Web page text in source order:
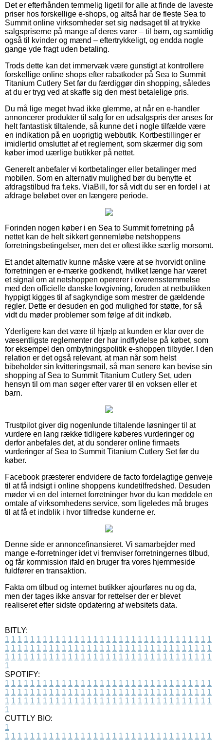
Det er efterhånden temmelig ligetil for alle at finde de laveste
priser hos forskellige e-shops, og altså har de fleste Sea to
Summit online virksomheder set sig nødsaget til at trykke
salgspriserne på mange af deres varer – til børn, og samtidig
også til kvinder og mænd – eftertrykkeligt, og endda nogle
gange yde fragt uden betaling.
Trods dette kan det immervæk være gunstigt at kontrollere
forskellige online shops efter rabatkoder på Sea to Summit
Titanium Cutlery Set før du færdiggør din shopping, således
at du er tryg ved at skaffe sig den mest betalelige pris.
Du må lige meget hvad ikke glemme, at når en e-handler
annoncerer produkter til salg for en udsalgspris der anses for
helt fantastisk tiltalende, så kunne det i nogle tilfælde være
en indikation på en uoprigtig webbutik. Kortbestillinger er
imidlertid omsluttet af et reglement, som skærmer dig som
køber imod uærlige butikker på nettet.
Generelt anbefaler vi kortbetalinger eller betalinger med
mobilen. Som en alternativ mulighed bør du benytte et
afdragstilbud fra f.eks. ViaBill, for så vidt du ser en fordel i at
afdrage beløbet over en længere periode.
Forinden nogen køber i en Sea to Summit forretning på
nettet kan de helt sikkert gennemløbe netshoppens
forretningsbetingelser, men det er oftest ikke særlig morsomt.
Et andet alternativ kunne måske være at se hvorvidt online
forretningen er e-mærke godkendt, hvilket længe har været
et signal om at netshoppen opererer i overensstemmelse
med den officielle danske lovgivning, foruden at netbutikken
hyppigt kigges til af sagkyndige som mestrer de gældende
regler. Dette er desuden en god mulighed for støtte, for så
vidt du møder problemer som følge af dit indkøb.
Yderligere kan det være til hjælp at kunden er klar over de
væsentligste reglementer der har indflydelse på købet, som
for eksempel den ombytningspolitik e-shoppen tilbyder. I den
relation er det også relevant, at man når som helst
bibeholder sin kvitteringsmail, så man senere kan bevise sin
shopping af Sea to Summit Titanium Cutlery Set, uden
hensyn til om man søger efter varer til en voksen eller et
barn.
Trustpilot giver dig nogenlunde tiltalende løsninger til at
vurdere en lang række tidligere køberes vurderinger og
derfor anbefales det, at du sonderer online firmaets
vurderinger af Sea to Summit Titanium Cutlery Set før du
køber.
Facebook præsterer endvidere de facto fordelagtige genveje
til at få indsigt i online shoppens kundetilfredshed. Desuden
møder vi en del internet forretninger hvor du kan meddele en
omtale af virksomhedens service, som ligeledes må bruges
til at få et indblik i hvor tilfredse kunderne er.
Denne side er annoncefinansieret. Vi samarbejder med
mange e-forretninger idet vi fremviser forretningernes tilbud,
og får kommission ifald en bruger fra vores hjemmeside
fuldfører en transaktion.
Fakta om tilbud og internet butikker ajourføres nu og da,
men der tages ikke ansvar for rettelser der er blevet
realiseret efter sidste opdatering af websitets data.
BITLY:
1 1 1 1 1 1 1 1 1 1 1 1 1 1 1 1 1 1 1 1 1 1 1 1 1 1 1 1 1 1 1 1 1
1 1 1 1 1 1 1 1 1 1 1 1 1 1 1 1 1 1 1 1 1 1 1 1 1 1 1 1 1 1 1 1 1
1 1 1 1 1 1 1 1 1 1 1 1 1 1 1 1 1 1 1 1 1 1 1 1 1 1 1 1 1 1 1 1 1
1
SPOTIFY:
1 1 1 1 1 1 1 1 1 1 1 1 1 1 1 1 1 1 1 1 1 1 1 1 1 1 1 1 1 1 1 1 1
1 1 1 1 1 1 1 1 1 1 1 1 1 1 1 1 1 1 1 1 1 1 1 1 1 1 1 1 1 1 1 1 1
1 1 1 1 1 1 1 1 1 1 1 1 1 1 1 1 1 1 1 1 1 1 1 1 1 1 1 1 1 1 1 1 1
1
CUTTLY BIO:
1
1 1 1 1 1 1 1 1 1 1 1 1 1 1 1 1 1 1 1 1 1 1 1 1 1 1 1 1 1 1 1 1 1